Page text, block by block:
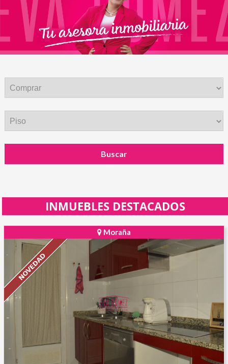
Buscar
INMUEBLES DESTACADOS
Moraña